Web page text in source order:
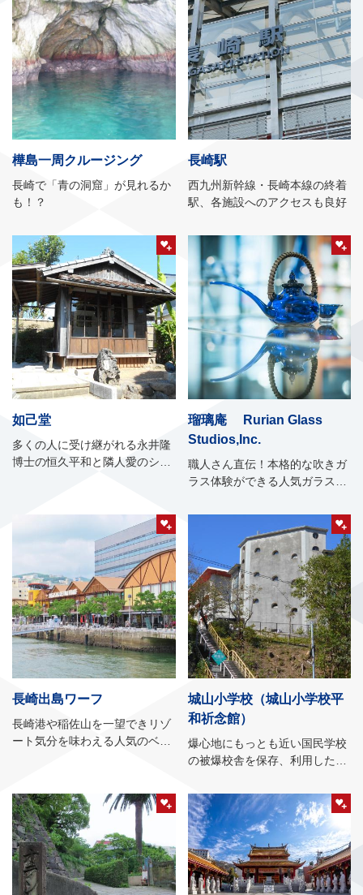
樺島一周クルージング
長崎で「青の洞窟」が見れるか
も！？
長崎駅
西九州新幹線・長崎本線の終着
駅、各施設へのアクセスも良好
如己堂
多くの人に受け継がれる永井隆
博士の恒久平和と隣人愛のシン
瑠璃庵 Rurian Glass
Studios,Inc.
職人さん直伝！本格的な吹きガ
ラス体験ができる人気ガラス工
長崎出島ワーフ
長崎港や稲佐山を一望できリゾ
ート気分を味わえる人気のベイ
城山小学校（城山小学校平
和祈念館）
爆心地にもっとも近い国民学校
の被爆校舎を保存、利用した平